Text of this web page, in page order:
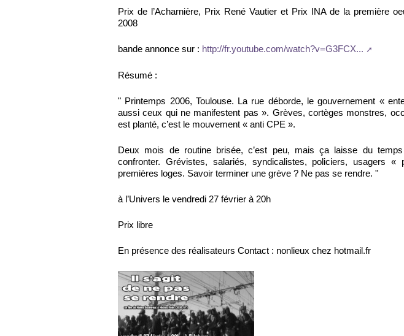
Prix de l’Acharnière, Prix René Vautier et Prix INA de la première
2008
bande annonce sur : http://fr.youtube.com/watch?v=G3FCX...
Résumé :
" Printemps 2006, Toulouse. La rue déborde, le gouvernement «
aussi ceux qui ne manifestent pas ». Grèves, cortèges monstres,
est planté, c’est le mouvement « anti CPE ».
Deux mois de routine brisée, c’est peu, mais ça laisse du temps
confronter. Grévistes, salariés, syndicalistes, policiers, usagers
premières loges. Savoir terminer une grève ? Ne pas se rendre. "
à l’Univers le vendredi 27 février à 20h
Prix libre
En présence des réalisateurs Contact : nonlieux chez hotmail.fr